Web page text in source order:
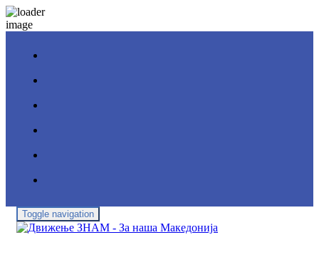
Toggle navigation